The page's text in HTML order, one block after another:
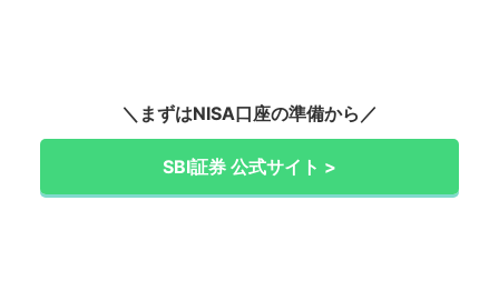
＼まずはNISA口座の準備から／
SBI証券 公式サイト >